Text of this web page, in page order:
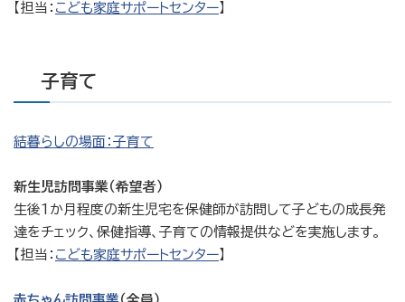
【担当： こども家庭サポートセンター】
子育て
結暮らしの場面：子育て
新生児訪問事業（希望者）
生後1か月程度の新生児宅を保健師が訪問して子どもの成長発
達をチェック、保健指導、子育ての情報提供などを実施します。
【担当： こども家庭サポートセンター】